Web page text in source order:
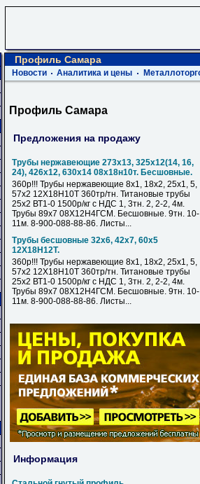
Профиль Самара
Новости Аналитика и цены
Профиль Самара
Предложения на продажу
Трубы нержавеющие 273х13, 325х12(14, 16,
24), 426х12, 630х14 08х18н10т. Бесшовные.
360р!!! Трубы нержавеющие 8х1, 18х2, 25х1, 5,
57х2 12Х18Н10Т 360тр/тн. Титановые трубы
25х2 ВТ1-0 1500р/кг с НДС 1, 3тн. 2, 2-2, 4м.
Трубы 89х7 08Х12Н4ГСМ. Бесшовные. 9тн. 10-
11м. 8-900-088-88-86. Листы...
Трубы бесшовные 32х6, 42х7, 60х5
12Х18Н12Т.
360р!!! Трубы нержавеющие 8х1, 18х2, 25х1, 5,
57х2 12Х18Н10Т 360тр/тн. Титановые трубы
25х2 ВТ1-0 1500р/кг с НДС 1, 3тн. 2, 2-2, 4м.
Трубы 89х7 08Х12Н4ГСМ. Бесшовные. 9тн. 10-
11м. 8-900-088-88-86. Листы...
Информация